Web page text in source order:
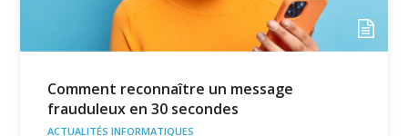
Comment reconnaître un message
frauduleux en 30 secondes
ACTUALITÉS INFORMATIQUES